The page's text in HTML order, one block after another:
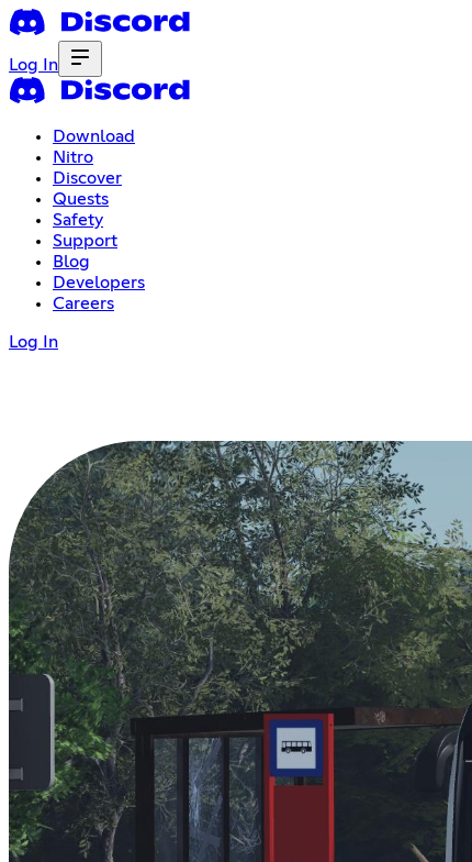
Log In
Download
Nitro
Discover
Quests
Safety
Support
Blog
Developers
Careers
Log In